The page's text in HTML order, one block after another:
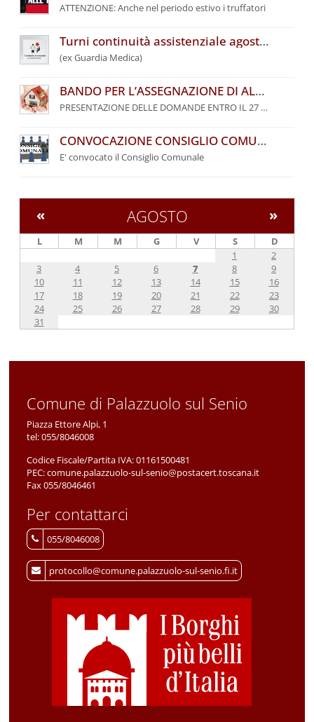
ATTENZIONE: Anche nel periodo estivo i truffatori
Turni continuità assistenziale agosto 2026
(ex Guardia Medica)
BANDO PER L’ASSEGNAZIONE DI ALLOGGI DI EDILIZIA RESIDENZIALE PUBBLICA DEL COMUNE DI PALAZZUOLO SUL SENIO – ANNO 2026
PRESENTAZIONE DELLE DOMANDE ENTRO IL 27 SETTEMBRE 2026
CONVOCAZIONE CONSIGLIO COMUNALE
E' convocato il Consiglio Comunale
AGOSTO
« »
L M M G V S
D
1
2
3
4 5 6 7 8
9
10
11 12 13 14 15
16
17
18 19 20 21 22
23
24
25 26 27 28 29
30
31
Comune di Palazzuolo sul Senio
Piazza Ettore Alpi, 1
tel:055/8046008
Codice Fiscale/Partita IVA:01161500481
PEC:comune.palazzuolo-sul-senio@postacert.toscana.it
Fax 055/8046461
Per contattarci
055/8046008
protocollo@comune.palazzuolo-sul-senio.fi.it